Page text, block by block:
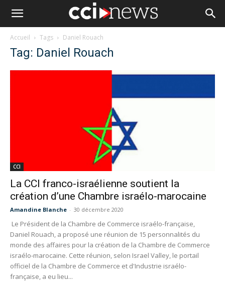
Accueil Tags Daniel Rouach
Tag: Daniel Rouach
CCI
La CCI franco-israélienne soutient la
création d’une Chambre israélo-marocaine
Amandine Blanche - 30 décembre 2020
Le Président de la Chambre de Commerce israélo-française,
Daniel Rouach, a proposé une réunion de 15 personnalités du
monde des affaires pour la création de la Chambre de Commerce
israélo-marocaine. Cette réunion, selon Israel Valley, le portail
officiel de la Chambre de Commerce et d'Industrie israélo-
française, a eu lieu...